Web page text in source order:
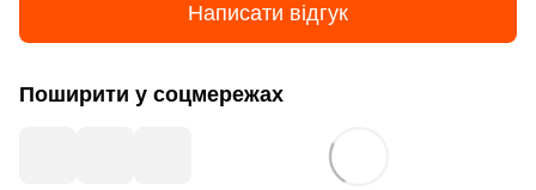
Написати відгук
Поширити у соцмережах